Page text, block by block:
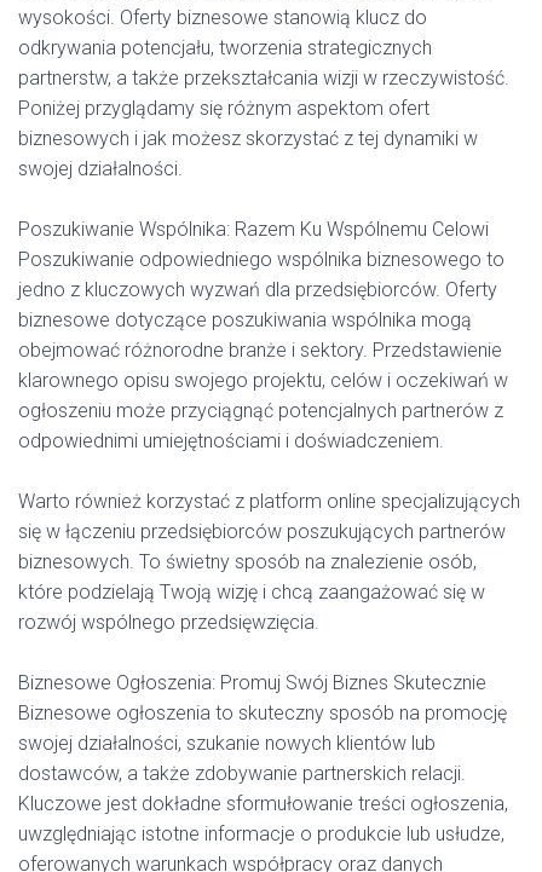
wysokości. Oferty biznesowe stanowią klucz do
odkrywania potencjału, tworzenia strategicznych
partnerstw, a także przekształcania wizji w rzeczywistość.
Poniżej przyglądamy się różnym aspektom ofert
biznesowych i jak możesz skorzystać z tej dynamiki w
swojej działalności.
Poszukiwanie Wspólnika: Razem Ku Wspólnemu Celowi
Poszukiwanie odpowiedniego wspólnika biznesowego to
jedno z kluczowych wyzwań dla przedsiębiorców. Oferty
biznesowe dotyczące poszukiwania wspólnika mogą
obejmować różnorodne branże i sektory. Przedstawienie
klarownego opisu swojego projektu, celów i oczekiwań w
ogłoszeniu może przyciągnąć potencjalnych partnerów z
odpowiednimi umiejętnościami i doświadczeniem.
Warto również korzystać z platform online specjalizujących
się w łączeniu przedsiębiorców poszukujących partnerów
biznesowych. To świetny sposób na znalezienie osób,
które podzielają Twoją wizję i chcą zaangażować się w
rozwój wspólnego przedsięwzięcia.
Biznesowe Ogłoszenia: Promuj Swój Biznes Skutecznie
Biznesowe ogłoszenia to skuteczny sposób na promocję
swojej działalności, szukanie nowych klientów lub
dostawców, a także zdobywanie partnerskich relacji.
Kluczowe jest dokładne sformułowanie treści ogłoszenia,
uwzględniając istotne informacje o produkcie lub usłudze,
oferowanych warunkach współpracy oraz danych